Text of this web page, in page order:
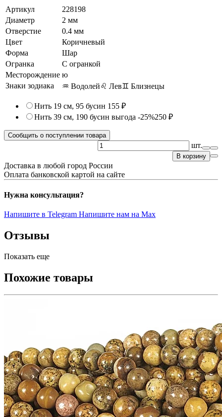
Артикул
228198
Диаметр
2 мм
Отверстие
0.4 мм
Цвет
Коричневый
Форма
Шар
Огранка
С огранкой
Месторождение ю
Знаки зодиака
♒ Водолей♌ Лев♊ Близнецы
Нить 19 см, 95 бусин 155 ₽
Нить 39 см, 190 бусин выгода -25%250 ₽
Сообщить о поступлении товара
шт.
В корзину
Доставка в любой город России
Оплата банковской картой на сайте
Нужна консультация?
Напишите в Telegram Напишите нам на Max
Отзывы
Показать еще
Похожие товары